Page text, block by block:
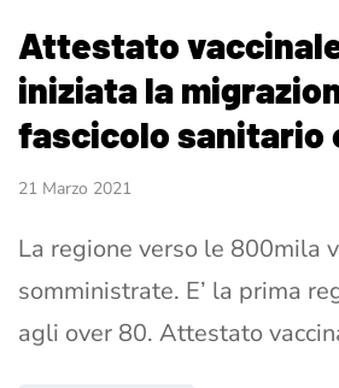
Attestato
iniziata la
fascicolo sanitario
21 Marzo 2021
La regione verso le 800mila
somministrate. E’ la prima
agli over 80. Attestato